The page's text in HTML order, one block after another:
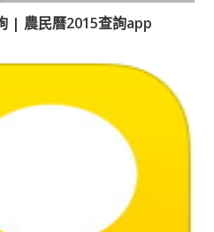
| 農民曆2015查詢app